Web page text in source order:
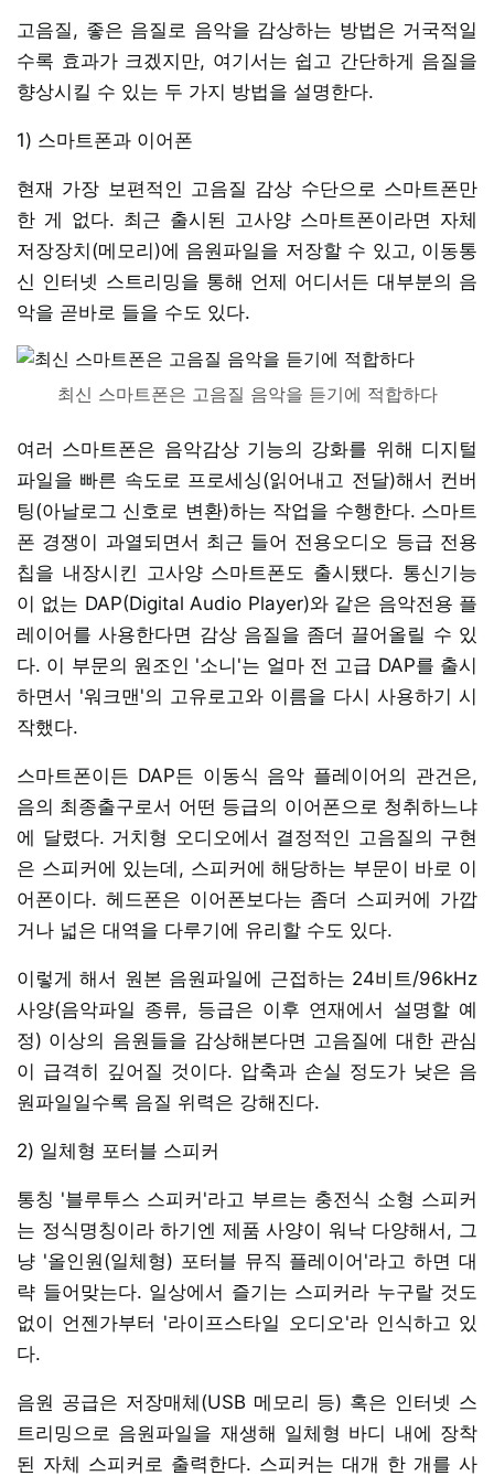
고음질, 좋은 음질로 음악을 감상하는 방법은 거국적일
수록 효과가 크겠지만, 여기서는 쉽고 간단하게 음질을
향상시킬 수 있는 두 가지 방법을 설명한다.
1) 스마트폰과 이어폰
현재 가장 보편적인 고음질 감상 수단으로 스마트폰만
한 게 없다. 최근 출시된 고사양 스마트폰이라면 자체
저장장치(메모리)에 음원파일을 저장할 수 있고, 이동통
신 인터넷 스트리밍을 통해 언제 어디서든 대부분의 음
악을 곧바로 들을 수도 있다.
최신 스마트폰은 고음질 음악을 듣기에 적합하다
여러 스마트폰은 음악감상 기능의 강화를 위해 디지털
파일을 빠른 속도로 프로세싱(읽어내고 전달)해서 컨버
팅(아날로그 신호로 변환)하는 작업을 수행한다. 스마트
폰 경쟁이 과열되면서 최근 들어 전용오디오 등급 전용
칩을 내장시킨 고사양 스마트폰도 출시됐다. 통신기능
이 없는 DAP(Digital Audio Player)와 같은 음악전용 플
레이어를 사용한다면 감상 음질을 좀더 끌어올릴 수 있
다. 이 부문의 원조인 '소니'는 얼마 전 고급 DAP를 출시
하면서 '워크맨'의 고유로고와 이름을 다시 사용하기 시
작했다.
스마트폰이든 DAP든 이동식 음악 플레이어의 관건은,
음의 최종출구로서 어떤 등급의 이어폰으로 청취하느냐
에 달렸다. 거치형 오디오에서 결정적인 고음질의 구현
은 스피커에 있는데, 스피커에 해당하는 부문이 바로 이
어폰이다. 헤드폰은 이어폰보다는 좀더 스피커에 가깝
거나 넓은 대역을 다루기에 유리할 수도 있다.
이렇게 해서 원본 음원파일에 근접하는 24비트/96kHz
사양(음악파일 종류, 등급은 이후 연재에서 설명할 예
정) 이상의 음원들을 감상해본다면 고음질에 대한 관심
이 급격히 깊어질 것이다. 압축과 손실 정도가 낮은 음
원파일일수록 음질 위력은 강해진다.
2) 일체형 포터블 스피커
통칭 '블루투스 스피커'라고 부르는 충전식 소형 스피커
는 정식명칭이라 하기엔 제품 사양이 워낙 다양해서, 그
냥 '올인원(일체형) 포터블 뮤직 플레이어'라고 하면 대
략 들어맞는다. 일상에서 즐기는 스피커라 누구랄 것도
없이 언젠가부터 '라이프스타일 오디오'라 인식하고 있
다.
음원 공급은 저장매체(USB 메모리 등) 혹은 인터넷 스
트리밍으로 음원파일을 재생해 일체형 바디 내에 장착
된 자체 스피커로 출력한다. 스피커는 대개 한 개를 사